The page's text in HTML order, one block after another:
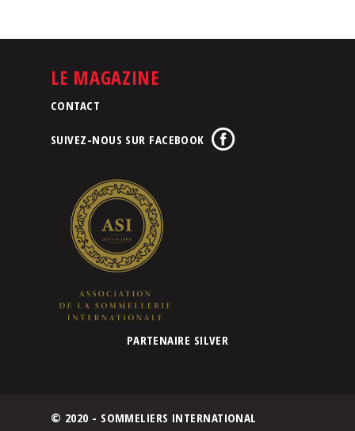
LE MAGAZINE
CONTACT
SUIVEZ-NOUS SUR FACEBOOK
PARTENAIRE SILVER
© 2020 - SOMMELIERS INTERNATIONAL